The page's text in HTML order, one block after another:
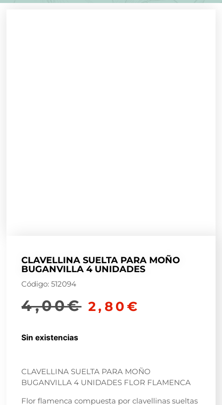
CLAVELLINA SUELTA PARA MOÑO
BUGANVILLA 4 UNIDADES
Código: 512094
4,00€ 2,80€
Sin existencias
CLAVELLINA SUELTA PARA MOÑO
BUGANVILLA 4 UNIDADES FLOR FLAMENCA
Flor flamenca compuesta por clavellinas sueltas